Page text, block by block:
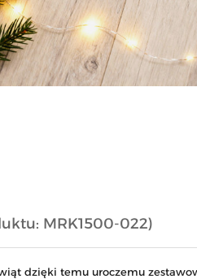
MRK1500-022)
dzięki temu uroczemu